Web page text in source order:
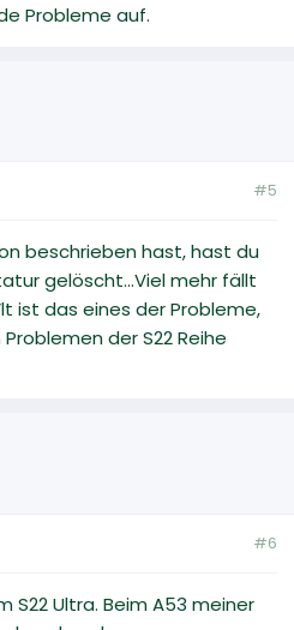
Probleme auf.
#5
beschrieben hast, hast du
gelöscht...Viel mehr fällt
ist das eines der Probleme,
der S22 Reihe
#6
S22 Ultra. Beim A53 meiner